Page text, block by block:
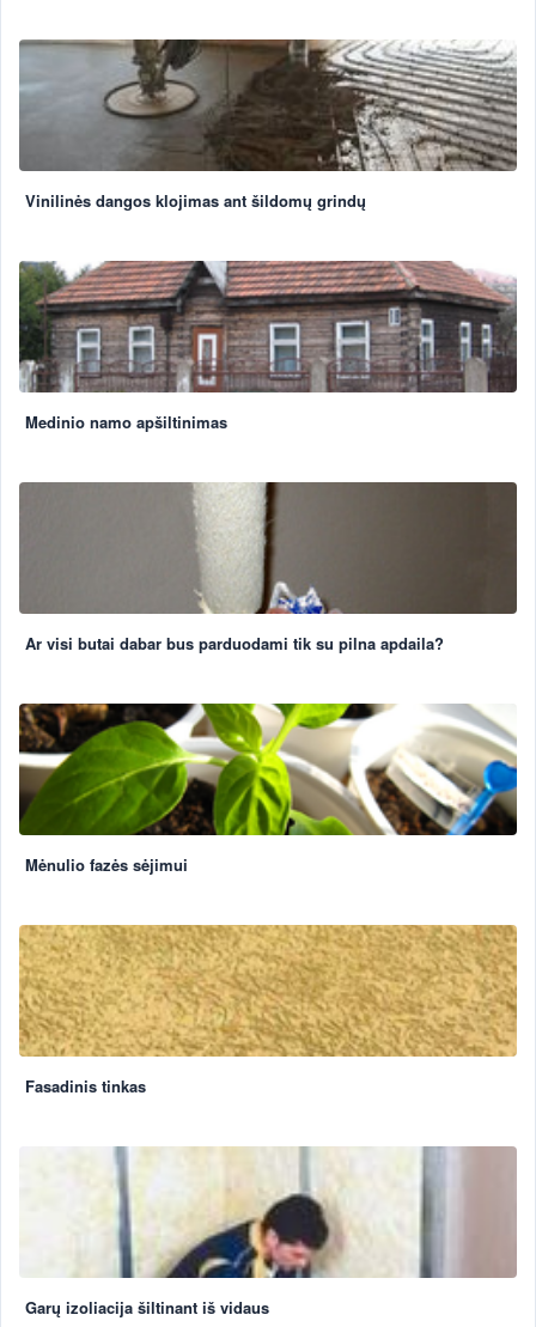
Vinilinės dangos klojimas ant šildomų grindų
Medinio namo apšiltinimas
Ar visi butai dabar bus parduodami tik su pilna apdaila?
Mėnulio fazės sėjimui
Fasadinis tinkas
Garų izoliacija šiltinant iš vidaus